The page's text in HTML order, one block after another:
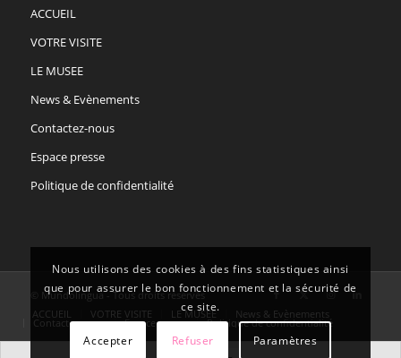
ACCUEIL
VOTRE VISITE
LE MUSEE
News & Evènements
Contactez-nous
Espace presse
Politique de confidentialité
© Mundolingua - Tous droits réservés
ACCUEIL
VOTRE VISITE LE MUSEE News & Evènements
Contactez-nous Espace presse Politique de confidentialité
Nous utilisons des cookies à des fins statistiques ainsi
que pour assurer le bon fonctionnement et la sécurité de
ce site.
Accepter Refuser Paramètres